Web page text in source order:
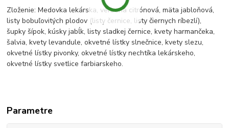
Zloženie: Medovka lekárska, verbena citrónová, mäta jabloňová,
listy bobuľovitých plodov (listy černice, listy čiernych ríbezlí),
šupky šípok, kúsky jabĺk, listy sladkej černice, kvety harmančeka,
šalvia, kvety levandule, okvetné lístky slnečnice, kvety slezu,
okvetné lístky pivonky, okvetné lístky nechtíka lekárskeho,
okvetné lístky svetlice farbiarskeho.
Parametre